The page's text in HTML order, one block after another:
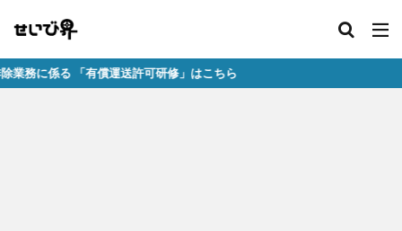
「有償運送許可研修」はこちら